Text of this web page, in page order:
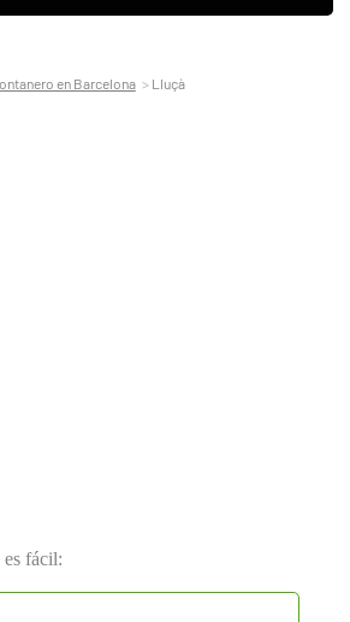
en Barcelona Lluçà
fácil: